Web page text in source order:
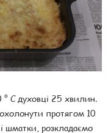
° С духовці 25 хвилин.
протягом 10
шматки, розкладаємо